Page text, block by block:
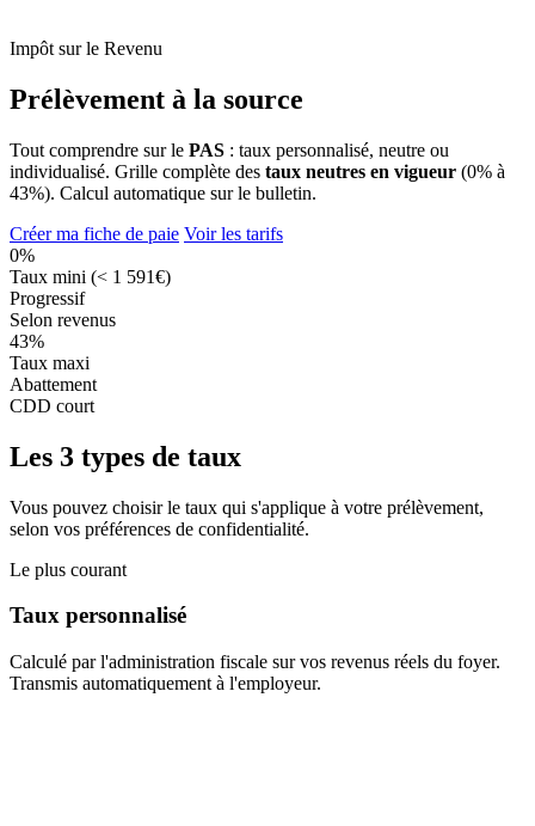
Impôt sur le Revenu
Prélèvement à la source
Tout comprendre sur le PAS : taux personnalisé, neutre ou
individualisé. Grille complète des taux neutres en vigueur (0% à
43%). Calcul automatique sur le bulletin.
Créer ma fiche de paie Voir les tarifs
0%
Taux mini (< 1 591€)
Progressif
Selon revenus
43%
Taux maxi
Abattement
CDD court
Les 3 types de taux
Vous pouvez choisir le taux qui s'applique à votre prélèvement,
selon vos préférences de confidentialité.
Le plus courant
Taux personnalisé
Calculé par l'administration fiscale sur vos revenus réels du foyer.
Transmis automatiquement à l'employeur.